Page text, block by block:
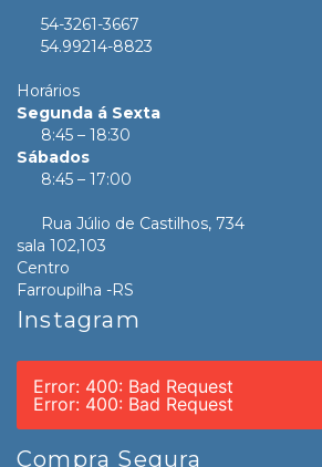
54-3261-3667
54.99214-8823
Horários
Segunda á Sexta
8:45 – 18:30
Sábados
8:45 – 17:00
Rua Júlio de Castilhos, 734
sala 102,103
Centro
Farroupilha -RS
Instagram
Error: 400: Bad Request
Error: 400: Bad Request
Compra Segura